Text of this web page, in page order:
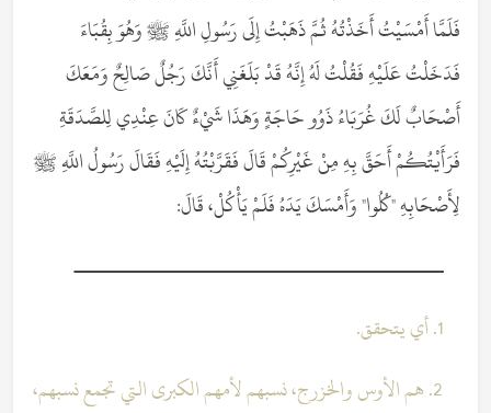
فَلَمَّا أَمْسَيْتُ أَخَذْتُهُ ثُمَّ ذَهَبْتُ إِلَى رَسُولِ اللَّهِ ﷺ وَهُوَ بِقُبَاءَ
فَدَخَلْتُ عَلَيْهِ فَقُلْتُ لَهُ إِنَّهُ قَدْ بَلَغَنِي أَنَّكَ رَجُلٌ صَالِحٌ وَمَعَكَ
أَصْحَابٌ لَكَ غُرَبَاءُ ذَوُو حَاجَةٍ وَهَذَا شَيْءٌ كَانَ عِنْدِي لِلصَّدَقَةِ
فَرَأَيْتُكُمْ أَحَقَّ بِهِ مِنْ غَيْرِكُمْ قَالَ فَقَرَّبْتُهُ إِلَيْهِ فَقَالَ رَسُولُ اللَّهِ ﷺ
لِأَصْحَابِهِ "كُلُوا" وَأَمْسَكَ يَدَهُ فَلَمْ يَأْكُلْ، قَالَ:
ــــــــــــــــــــــــــــــــــــــــــــــــــــــــ
1. أي يتحقق.
2. هم الأوس والخزرج، نسبهم لأمهم الكبرى التي تجمع نسبهم،